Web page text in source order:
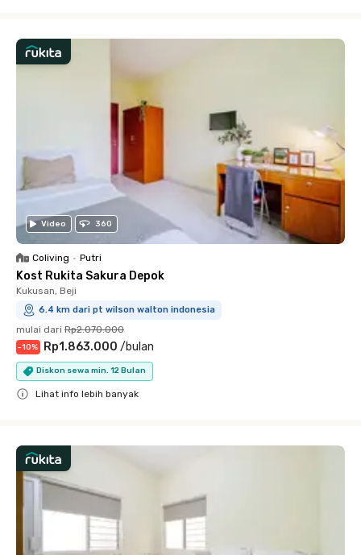
Video 360
Coliving • Putri
Kost Rukita Sakura Depok
Kukusan, Beji
6.4 km dari pt wilson walton indonesia
mulai dari Rp2.070.000
-10% Rp1.863.000 /bulan
Diskon sewa min. 12 Bulan
Lihat info lebih banyak